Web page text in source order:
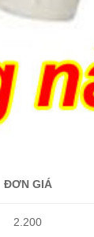
ĐƠN GIÁ
2.200